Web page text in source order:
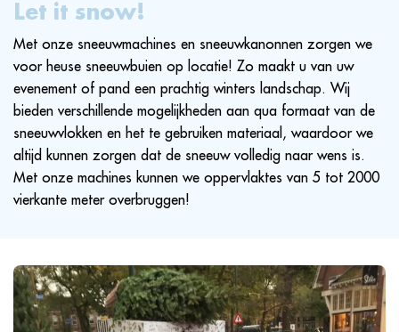
Let it snow!
Met onze sneeuwmachines en sneeuwkanonnen zorgen we
voor heuse sneeuwbuien op locatie! Zo maakt u van uw
evenement of pand een prachtig winters landschap. Wij
bieden verschillende mogelijkheden aan qua formaat van de
sneeuwvlokken en het te gebruiken materiaal, waardoor we
altijd kunnen zorgen dat de sneeuw volledig naar wens is.
Met onze machines kunnen we oppervlaktes van 5 tot 2000
vierkante meter overbruggen!